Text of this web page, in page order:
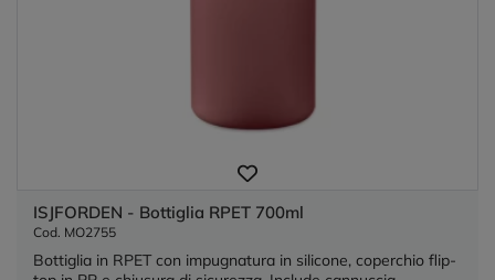
ISJFORDEN - Bottiglia RPET 700ml
Cod. MO2755
Bottiglia in RPET con impugnatura in silicone, coperchio flip-